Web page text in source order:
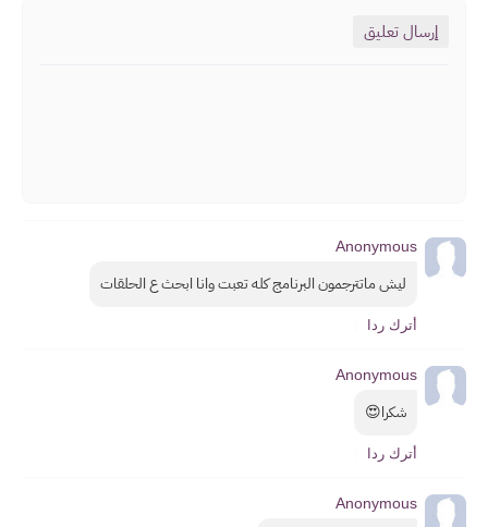
إرسال تعليق
Anonymous
ليش ماتترجمون البرنامج كله تعبت وانا ابحث ع الحلقات
أترك ردا
Anonymous
شكرا😍
أترك ردا
Anonymous